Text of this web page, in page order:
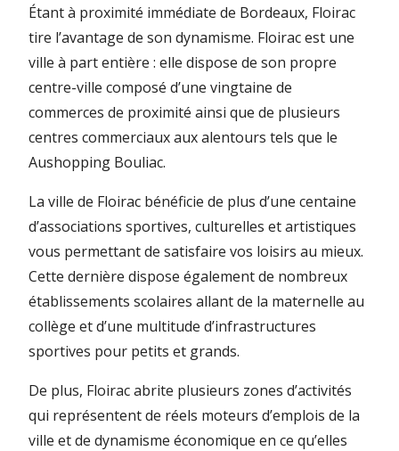
Étant à proximité immédiate de Bordeaux, Floirac
tire l’avantage de son dynamisme. Floirac est une
ville à part entière : elle dispose de son propre
centre-ville composé d’une vingtaine de
commerces de proximité ainsi que de plusieurs
centres commerciaux aux alentours tels que le
Aushopping Bouliac.
La ville de Floirac bénéficie de plus d’une centaine
d’associations sportives, culturelles et artistiques
vous permettant de satisfaire vos loisirs au mieux.
Cette dernière dispose également de nombreux
établissements scolaires allant de la maternelle au
collège et d’une multitude d’infrastructures
sportives pour petits et grands.
De plus, Floirac abrite plusieurs zones d’activités
qui représentent de réels moteurs d’emplois de la
ville et de dynamisme économique en ce qu’elles